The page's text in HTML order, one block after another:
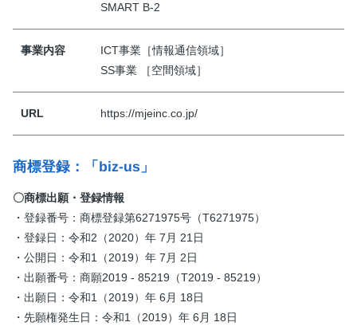
SMART B-2
事業内容
ICT事業［情報通信領域］
SS事業 ［空間領域］
URL https://mjeinc.co.jp/
商標登録：「biz-us」
〇商標出願・登録情報
・登録番号：商標登録第6271975号（T6271975）
・登録日：令和2（2020）年 7月 21日
・公開日：令和1（2019）年 7月 2日
・出願番号：商願2019 - 85219（T2019 - 85219）
・出願日：令和1（2019）年 6月 18日
・先願権発生日：令和1（2019）年 6月 18日